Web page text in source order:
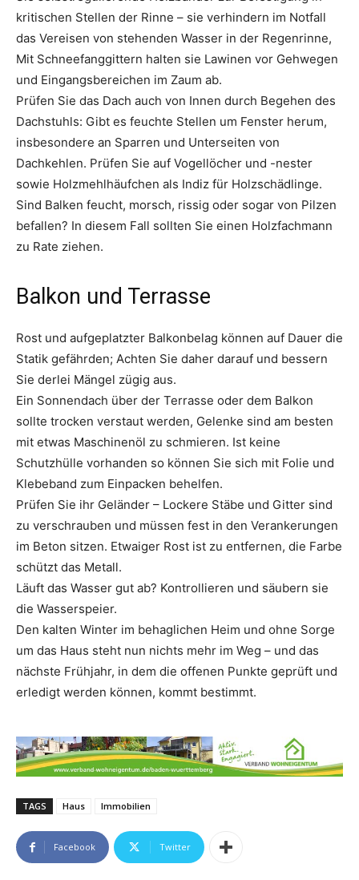
kritischen Stellen der Rinne – sie verhindern im Notfall
das Vereisen von stehenden Wasser in der Regenrinne,
Mit Schneefanggittern halten­ sie Lawinen vor Gehwegen
und Eingangsbe­reichen im Zaum ab.
Prüfen Sie das Dach auch von Innen durch Begehen des
Dachstuhls: Gibt es feuchte Stellen um Fenster herum,
insbesondere an Sparren und Unterseiten von
Dachkehlen. Prüfen Sie auf Vogellöcher und -nester
sowie Holzmehlhäufchen als Indiz für Holzschädlinge.
Sind Balken feucht, morsch, rissig oder sogar von Pilzen
befallen? In diesem Fall sollten Sie einen Holzfachmann
zu Rate ziehen.
Balkon und Terrasse
Rost und aufgeplatzter Balkonbelag können auf Dauer die
Statik gefährden; Achten Sie daher darauf und bessern
Sie derlei Mängel zügig aus.
Ein Sonnendach über der Terrasse oder dem Balkon
sollte trocken verstaut werden, Gelenke sind am besten
mit etwas Maschinenöl zu schmieren. Ist keine
Schutzhülle vorhanden so können Sie sich mit Folie und
Klebeband zum Einpacken behelfen.
Prüfen Sie ihr Geländer – Lockere Stäbe und Gitter sind
zu verschrauben und müssen fest in den Verankerungen
im Beton sitzen. Etwaiger­ ­Rost ist zu entfernen, die Farbe
schützt das ­Metall.
Läuft das Wasser gut ab? Kontrollieren und säubern sie
die Wasserspeier.
Den kalten Winter im behaglichen Heim und ohne Sorge
um das Haus steht nun nichts mehr im Weg – und das
nächste Frühjahr, in dem die offenen Punkte geprüft und
erledigt werden können, kommt bestimmt.
TAGS Haus Immobilien
Facebook Twitter